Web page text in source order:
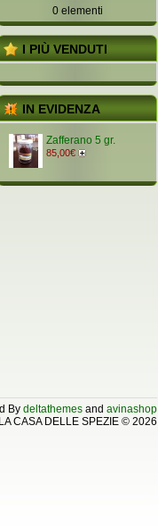
0 elementi
I PIÙ VENDUTI
IN EVIDENZA
Zafferano 5 gr.
85,00€
By deltathemes and avinashop
LA CASA DELLE SPEZIE © 2026